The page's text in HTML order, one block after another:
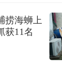
捞海蛳上
获11名